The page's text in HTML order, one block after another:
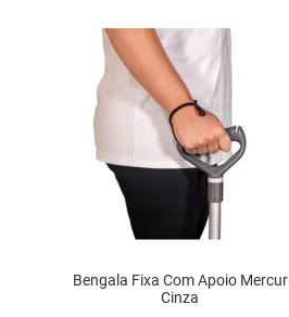
Bengala Fixa Com Apoio Mercur
Cinza